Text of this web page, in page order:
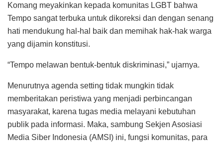
Komang meyakinkan kepada komunitas LGBT bahwa
Tempo sangat terbuka untuk dikoreksi dan dengan senang
hati mendukung hal-hal baik dan memihak hak-hak warga
yang dijamin konstitusi.
“Tempo melawan bentuk-bentuk diskriminasi,” ujarnya.
Menurutnya agenda setting tidak mungkin tidak
memberitakan peristiwa yang menjadi perbincangan
masyarakat, karena tugas media melayani kebutuhan
publik pada informasi. Maka, sambung Sekjen Asosiasi
Media Siber Indonesia (AMSI) ini, fungsi komunitas, para